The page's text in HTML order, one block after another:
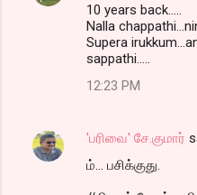
10 years back.....
Nalla
Supera
sappathi.....
12:23 PM
'பரிவை' சே.குமார்
ம்... பசிக்குது.